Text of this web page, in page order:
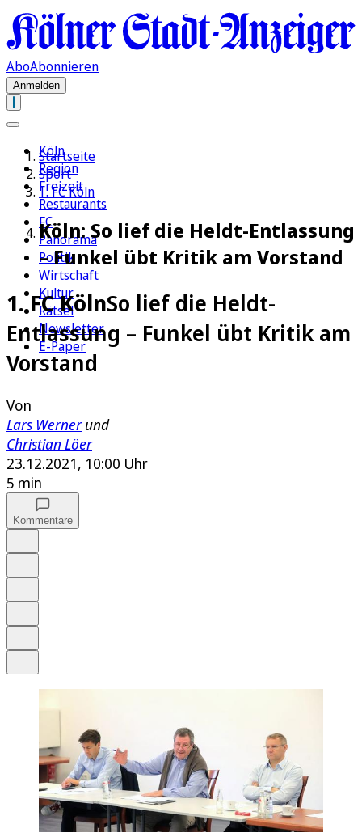
AboAbonnieren
Anmelden
Köln
Region
Freizeit
Restaurants
FC
Panorama
Politik
Wirtschaft
Kultur
Rätsel
Newsletter
E-Paper
Startseite
Sport
1. FC Köln
Köln: So lief die Heldt-Entlassung
– Funkel übt Kritik am Vorstand
1. FC KölnSo lief die Heldt-
Entlassung – Funkel übt Kritik am
Vorstand
Von
Lars Wernerund
Christian Löer
23.12.2021, 10:00 Uhr
5 min
Kommentare